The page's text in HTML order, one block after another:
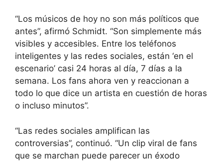
“Los músicos de hoy no son más políticos que
antes”, afirmó Schmidt. “Son simplemente más
visibles y accesibles. Entre los teléfonos
inteligentes y las redes sociales, están ‘en el
escenario’ casi 24 horas al día, 7 días a la
semana. Los fans ahora ven y reaccionan a
todo lo que dice un artista en cuestión de horas
o incluso minutos”.
“Las redes sociales amplifican las
controversias”, continuó. “Un clip viral de fans
que se marchan puede parecer un éxodo